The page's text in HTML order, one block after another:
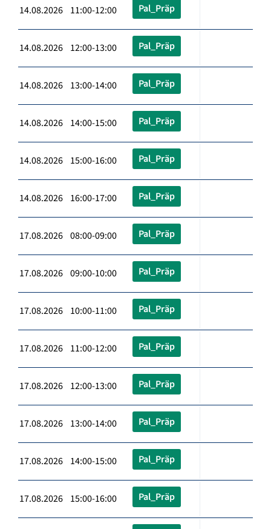
14.08.2026 11:00-12:00 Pal_Präp
14.08.2026 12:00-13:00 Pal_Präp
14.08.2026 13:00-14:00 Pal_Präp
14.08.2026 14:00-15:00 Pal_Präp
14.08.2026 15:00-16:00 Pal_Präp
14.08.2026 16:00-17:00 Pal_Präp
17.08.2026 08:00-09:00 Pal_Präp
17.08.2026 09:00-10:00 Pal_Präp
17.08.2026 10:00-11:00 Pal_Präp
17.08.2026 11:00-12:00 Pal_Präp
17.08.2026 12:00-13:00 Pal_Präp
17.08.2026 13:00-14:00 Pal_Präp
17.08.2026 14:00-15:00 Pal_Präp
17.08.2026 15:00-16:00 Pal_Präp